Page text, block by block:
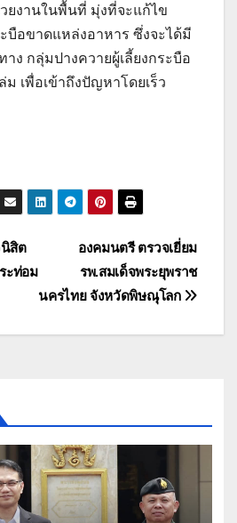
ยงานในพื้นที่ มุ่งที่จะแก้ไข
อขาดแหล่งอาหาร ซึ่งจะได้มี
ง กลุ่มปางควายผู้เลี้ยงกระบือ
เพื่อเข้าถึงปัญหาโดยเร็ว
องคมนตรี ตรวจเยี่ยม
รพ.สมเด็จพระยุพราช
นครไทย จังหวัดพิษณุโลก
นิสิต
ะท่อม